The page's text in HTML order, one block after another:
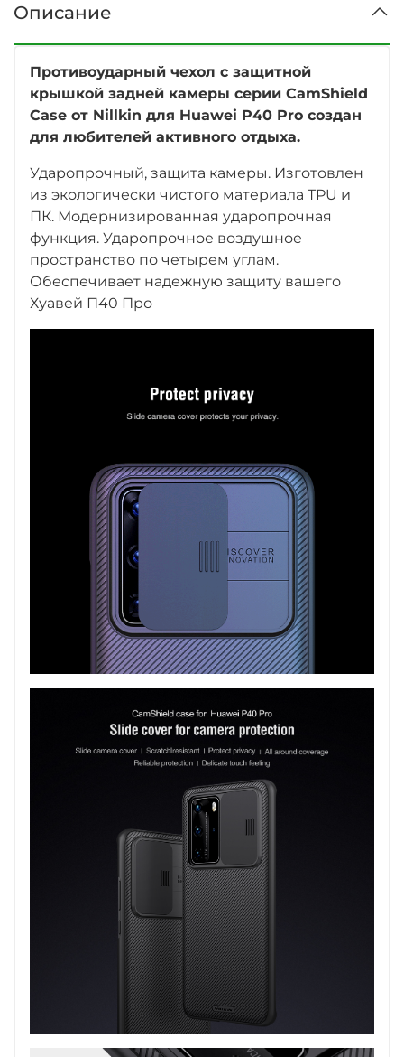
Описание
Противоударный чехол с защитной
крышкой задней камеры серии CamShield
Case от Nillkin для Huawei P40 Pro создан
для любителей активного отдыха.
Ударопрочный, защита камеры. Изготовлен
из экологически чистого материала TPU и
ПК. Модернизированная ударопрочная
функция. Ударопрочное воздушное
пространство по четырем углам.
Обеспечивает надежную защиту вашего
Хуавей П40 Про